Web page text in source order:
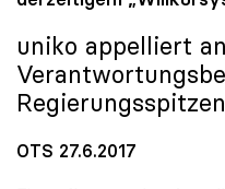
uniko appelliert an
Regierungsspitzen
OTS 27.6.2017